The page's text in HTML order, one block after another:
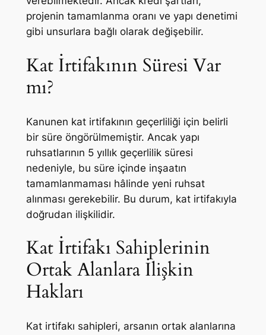
projenin tamamlanma oranı ve yapı denetimi
gibi unsurlara bağlı olarak değişebilir.
Kat İrtifakının Süresi Var
mı?
Kanunen kat irtifakının geçerliliği için belirli
bir süre öngörülmemiştir. Ancak yapı
ruhsatlarının 5 yıllık geçerlilik süresi
nedeniyle, bu süre içinde inşaatın
tamamlanmaması hâlinde yeni ruhsat
alınması gerekebilir. Bu durum, kat irtifakıyla
doğrudan ilişkilidir.
Kat İrtifakı Sahiplerinin
Ortak Alanlara İlişkin
Hakları
Kat irtifakı sahipleri, arsanın ortak alanlarına